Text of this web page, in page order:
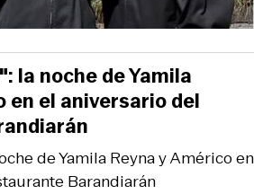
de Yamila Reyna y Américo en
Barandiarán
la noche de Yamila
en el aniversario del